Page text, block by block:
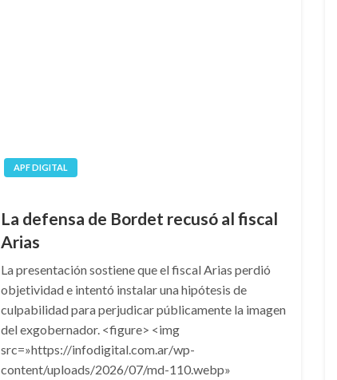
APF DIGITAL
La defensa de Bordet recusó al fiscal
Arias
La presentación sostiene que el fiscal Arias perdió
objetividad e intentó instalar una hipótesis de
culpabilidad para perjudicar públicamente la imagen
del exgobernador. <figure> <img
src=»https://infodigital.com.ar/wp-
content/uploads/2026/07/md-110.webp»